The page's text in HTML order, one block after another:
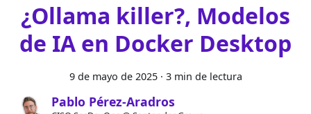
¿Ollama killer?, Modelos
de IA en Docker Desktop
9 de mayo de 2025· 3 min de lectura
Pablo Pérez-Aradros